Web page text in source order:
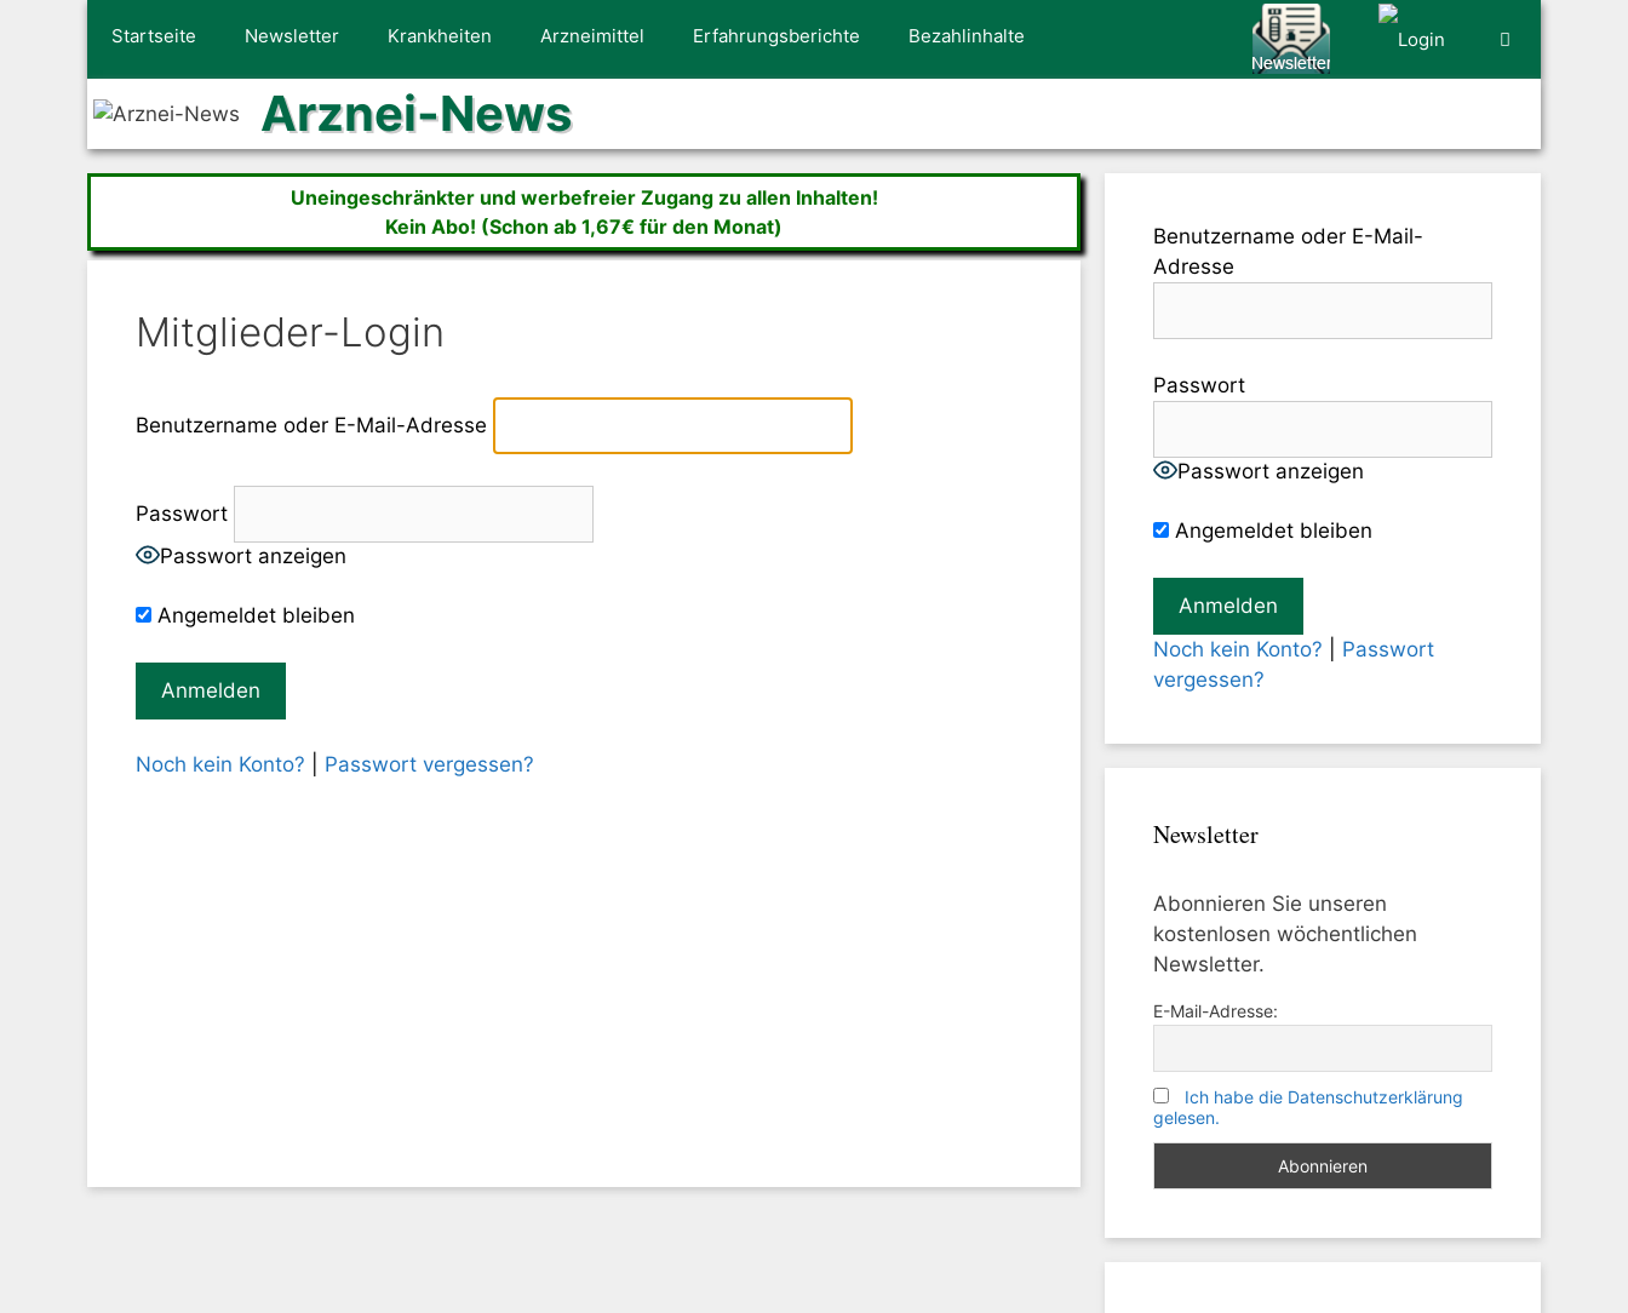
Startseite Newsletter Krankheiten Arzneimittel Erfahrungsberichte Bezahlinhalte
Arznei-News
Uneingeschränkter und werbefreier Zugang zu allen Inhalten!
Kein Abo! (Schon ab 1,67€ für den Monat)
Mitglieder-Login
Benutzername oder E-Mail-Adresse
Passwort
Passwort anzeigen
Angemeldet bleiben
Noch kein Konto? Passwort vergessen?
Benutzername oder E-Mail-
Adresse
Passwort
Passwort anzeigen
Angemeldet bleiben
Noch kein Konto?
Passwort
vergessen?
Newsletter
Abonnieren Sie unseren
kostenlosen wöchentlichen
Newsletter.
E-Mail-Adresse:
Ich habe die Datenschutzerklärung
gelesen.